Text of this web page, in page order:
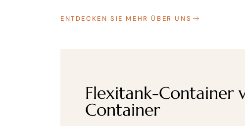
ENTDECKEN SIE MEHR ÜBER UNS
Flexitank-Container
Container